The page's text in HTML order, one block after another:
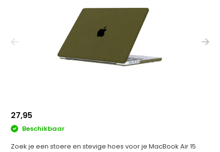
27,95
Beschikbaar
Zoek je een stoere en stevige hoes voor je MacBook Air 15